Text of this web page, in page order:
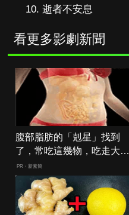
逝者不安息
看更多影劇新聞
腹部脂肪的「剋星」找到
了，常吃這幾物，吃走大肚
囊，瘦出小蠻腰
PR・新素簡